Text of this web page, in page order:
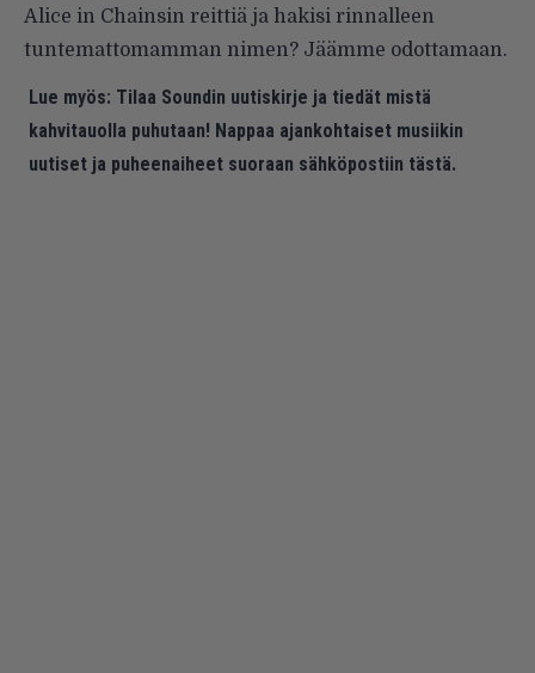
Alice in Chainsin reittiä ja hakisi rinnalleen
tuntemattomamman nimen? Jäämme odottamaan.
Lue myös: Tilaa Soundin uutiskirje ja tiedät mistä
kahvitauolla puhutaan! Nappaa ajankohtaiset musiikin
uutiset ja puheenaiheet suoraan sähköpostiin tästä.